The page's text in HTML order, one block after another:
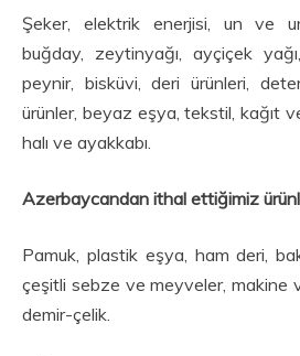
Şeker, elektrik enerjisi, un ve
buğday, zeytinyağı, ayçiçek
peynir, bisküvi, deri ürünleri,
ürünler, beyaz eşya, tekstil, kağıt
halı ve ayakkabı.
Azerbaycandan ithal ettiğimiz
Pamuk, plastik eşya, ham deri,
çeşitli sebze ve meyveler, makine
demir-çelik.